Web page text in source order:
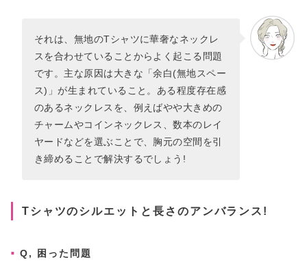
それは、無地のTシャツに華奢なネックレ
スを合わせていることからよく起こる問題
です。主な原因は大きな「余白(無地スペー
ス)」が生まれていること。ある程度存在感
のあるネックレスを、例えばやや大きめの
チャームやコインネックレス、数本のレイ
ヤードなどを選ぶことで、胸元の空間を引
き締めることで解決するでしょう!
Tシャツのシルエットと長さのアンバランス!
Q, 困った問題